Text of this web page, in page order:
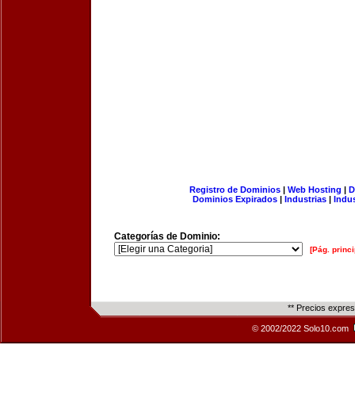
Registro de Dominios| Web Hosting |
Dominios Expirados | Industrias |
Categorías de Dominio:
[Pág.
** Precios
© 2002/2022 Solo10.com